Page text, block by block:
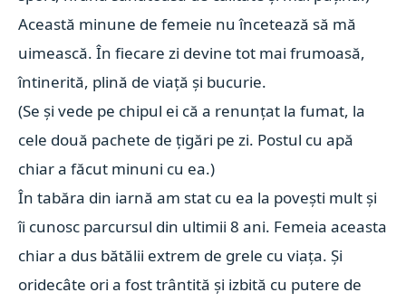
Această minune de femeie nu încetează să mă
uimească. În fiecare zi devine tot mai frumoasă,
întinerită, plină de viață și bucurie.
(Se și vede pe chipul ei că a renunțat la fumat, la
cele două pachete de țigări pe zi. Postul cu apă
chiar a făcut minuni cu ea.)
În tabăra din iarnă am stat cu ea la povești mult și
îi cunosc parcursul din ultimii 8 ani. Femeia aceasta
chiar a dus bătălii extrem de grele cu viața. Și
oridecâte ori a fost trântită și izbită cu putere de